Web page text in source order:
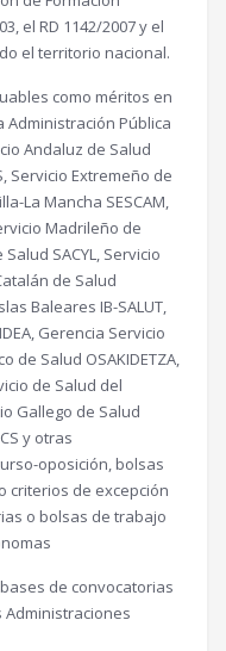
el RD 1142/2007 y el
el territorio nacional.
como méritos en
Pública
Andaluz de Salud
Servicio Extremeño de
La Mancha SESCAM,
Madrileño de
SACYL, Servicio
de Salud
Baleares IB-SALUT,
Gerencia Servicio
de Salud OSAKIDETZA,
de Salud del
Gallego de Salud
y otras
oposición, bolsas
criterios de excepción
o bolsas de trabajo
de convocatorias